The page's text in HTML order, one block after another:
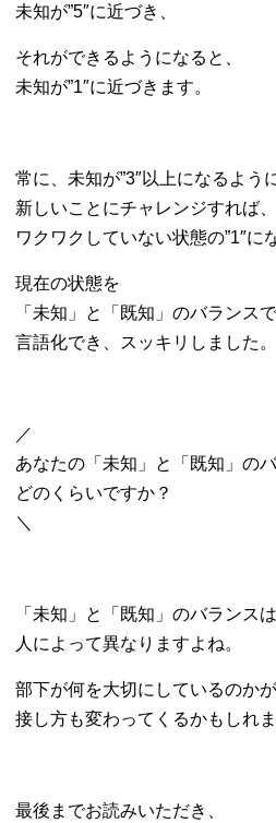
未知が”5″に近づき、
それができるようになると、
未知が”1″に近づきます。
常に、未知が”3″以上になるよう
新しいことにチャレンジすれば、
ワクワクしていない状態の”1″に
現在の状態を
「未知」と「既知」のバランスで
言語化でき、スッキリしました。
／
あなたの「未知」と「既知」の
どのくらいですか？
＼
「未知」と「既知」のバランスは
人によって異なりますよね。
部下が何を大切にしているのか
接し方も変わってくるかもしれま
最後までお読みいただき、